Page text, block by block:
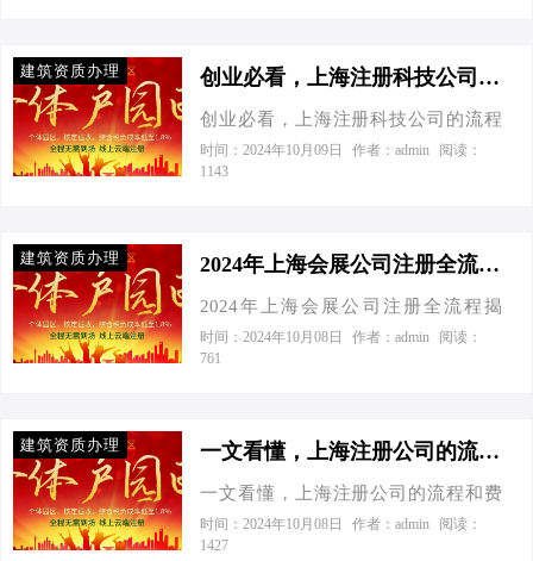
录“一网通办”平台，按照指引一步步操
作，就能轻松完成注册。官方数据显
示，如今上海的企业设立时间已经缩
短到不足5个工作日，这速度，简直比
关…
笼包，一口一个，轻松搞定。”接下
司流程、所需资料、费用”的大杂烩，
保证让你吃得津津有味！ 一、注册流
是不是找对了门道。就像迷宫探险，
没地图？那可得转悠一会儿。但别担
心，我这“老司机”带路，保你一路畅通
无阻！ 核名：你得给你的公司起个响
去…
建筑资质办理 创业必看，上海注册科技公司的流程和费用：让您轻松开启财富之旅-创业必看，上海注册科技公司的流程和费用
创业必看，上海注册科技公司的流程
和费用：让您轻松开启财富之旅 今天
接到一个老板电话，他兴奋地告诉
多少呢？”这个问题让很多创业者望而
到一堆繁琐的手续和高昂的费用。那
么，今天我就为大家详细解读一下上
首先，我们需要了解的是，工商注册
是公司合法经营的基础。根据上海市
市场监督管理局的数据，截至2023
年，上海新设企业数量已突破90万
时间：2024年10月09日 作者：admin
阅读：
1143
建筑资质办理 2024年上海会展公司注册全流程揭秘：轻松节税，快速起飞！-2024年上海会展公司注册全流程
2024年上海会展公司注册全流程揭
秘：轻松节税，快速起飞！ XXXX
XXXX-XX-XX XX:XX 发表于XX 今
你帮我弄弄？”身为财税小能手的我，
来来，各位看官，今天就带你们一探
究竟，如何在上海高效注册一家会展
时间：2024年10月08日 作者：admin
阅读：
761
建筑资质办理 一文看懂，上海注册公司的流程和费用-一文看懂，上海注册公司的流程和费用
一文看懂，上海注册公司的流程和费
用 今天接到一个老板电话，张总说：
“小王啊，我打算在上海开个公司，听
时间：2024年10月08日 作者：admin
阅读：
1427